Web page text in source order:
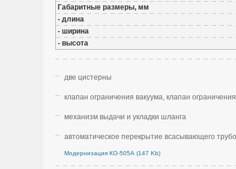
Габаритные размеры, мм
- длина
- ширина
- высота
две цистерны
клапан ограничения вакуума, клапан
механизм выдачи и укладки шланга
автоматическое перекрытие всасывающего
Модернизация КО-505А (147 Kb)